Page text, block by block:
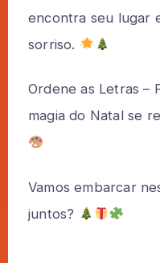
encontra seu lugar
sorriso.
Ordene as Letras –
magia do Natal se
Vamos embarcar
juntos?